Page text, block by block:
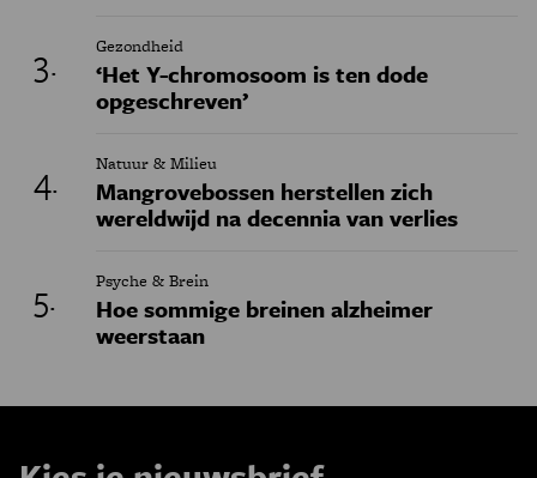
Gezondheid
‘Het Y-chromosoom is ten dode
opgeschreven’
Natuur & Milieu
Mangrovebossen herstellen zich
wereldwijd na decennia van verlies
Psyche & Brein
Hoe sommige breinen alzheimer
weerstaan